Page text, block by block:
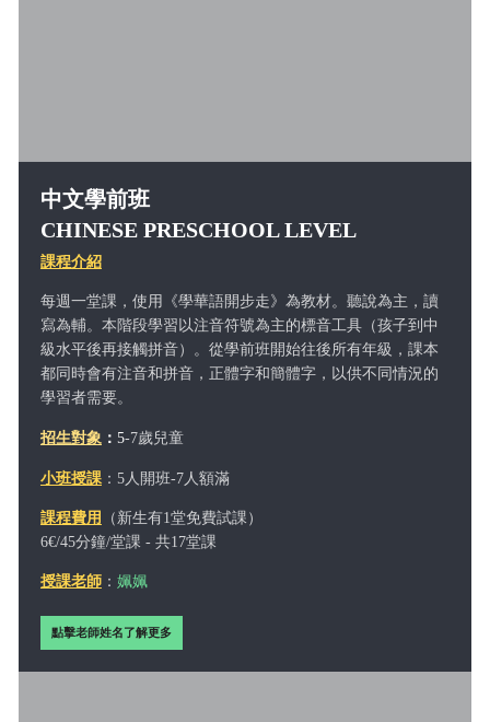
中文學前班
CHINESE PRESCHOOL LEVEL
課程介紹
每週一堂課，使用《學華語開步走》為教材。聽說為主，讀
寫為輔。本階段學習以注音符號為主的標音工具（孩子到中
級水平後再接觸拼音）。從學前班開始往後所有年級，課本
都同時會有注音和拼音，正體字和簡體字，以供不同情況的
學習者需要。
招生對象： 5-7歲兒童
小班授課：5人開班-7人額滿
課程費用
（新生有1堂免費試課）
6€/45分鐘/堂課 - 共17堂課
授課老師： 姵姵
點擊老師姓名了解更多